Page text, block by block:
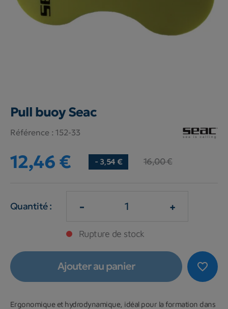
Pull buoy Seac
Référence : 152-33
12,46 € - 3,54 € 16,00 €
Quantité : - +
Rupture de stock
favorite_border
Ajouter au panier
Ergonomique et hydrodynamique, idéal pour la formation dans